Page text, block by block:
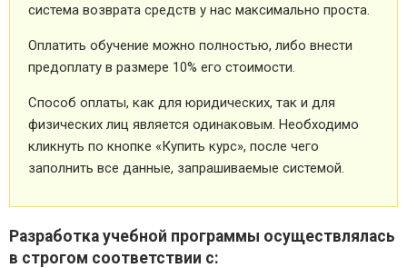
система возврата средств у нас максимально проста.
Оплатить обучение можно полностью, либо внести
предоплату в размере 10% его стоимости.
Способ оплаты, как для юридических, так и для
физических лиц является одинаковым. Необходимо
кликнуть по кнопке «Купить курс», после чего
заполнить все данные, запрашиваемые системой.
Разработка учебной программы осуществлялась
в строгом соответствии с: